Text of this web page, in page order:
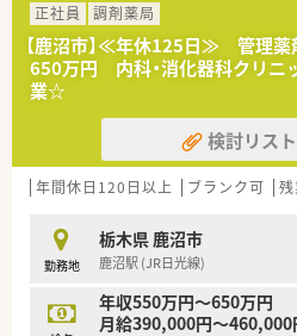
正社員
調剤薬局
【鹿沼市】≪年休125日≫ 管理
650万円 内科・消化器科クリ
業☆
検討リス
年間休日120日以上 ブランク可
勤務地
栃木県 鹿沼市
鹿沼駅 (JR日光線)
年収550万円～650万円
月給390,000円～460,000